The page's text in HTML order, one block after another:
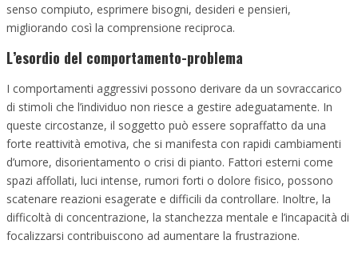
senso compiuto, esprimere bisogni, desideri e pensieri,
migliorando così la comprensione reciproca.
L’esordio del comportamento-problema
I comportamenti aggressivi possono derivare da un sovraccarico
di stimoli che l’individuo non riesce a gestire adeguatamente. In
queste circostanze, il soggetto può essere sopraffatto da una
forte reattività emotiva, che si manifesta con rapidi cambiamenti
d’umore, disorientamento o crisi di pianto. Fattori esterni come
spazi affollati, luci intense, rumori forti o dolore fisico, possono
scatenare reazioni esagerate e difficili da controllare. Inoltre, la
difficoltà di concentrazione, la stanchezza mentale e l’incapacità di
focalizzarsi contribuiscono ad aumentare la frustrazione.